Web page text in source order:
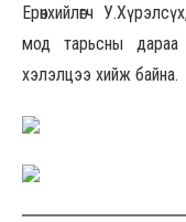
Ерөнхийлөгч
мод тарьсны дараа
хэлэлцээ хийж байна.